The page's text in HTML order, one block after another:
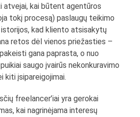
atvejai, kai būtent agentūros
tokį procesą) paslaugų teikimo
kad kliento atsisakytų
retos dėl vienos priežasties –
gana paprasta, o nuo
saugo įvairūs nekonkuravimo
kiti įsipareigojimai.
freelancer’iai yra gerokai
kai nagrinėjama interesų